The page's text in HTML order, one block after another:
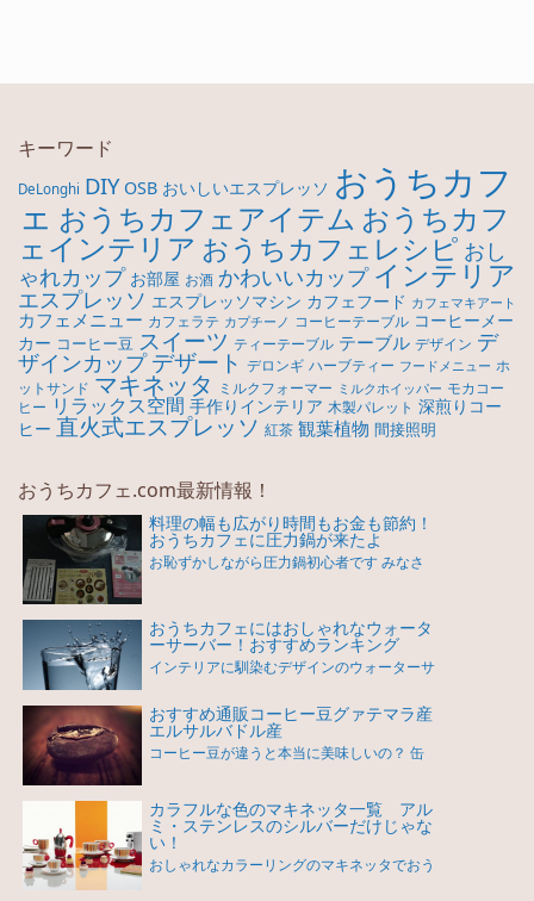
キーワード
DeLonghi DIY OSB おいしいエスプレッソ おうちカフ
ェ おうちカフェアイテム おうちカフ
ェインテリア おうちカフェレシピ おし
ゃれカップ お部屋 お酒 かわいいカップ インテリア
エスプレッソ エスプレッソマシン カフェフード カフェマキアート
カフェメニュー カフェラテ カプチーノ コーヒーテーブル コーヒーメー
カー コーヒー豆 スイーツ ティーテーブル テーブル デザイン デ
ザインカップ デザート デロンギ ハーブティー フードメニュー ホ
ットサンド マキネッタ ミルクフォーマー ミルクホイッパー モカコー
ヒー リラックス空間 手作りインテリア 木製パレット 深煎りコー
ヒー 直火式エスプレッソ 紅茶 観葉植物 間接照明
おうちカフェ.com最新情報！
料理の幅も広がり時間もお金も節約！
おうちカフェに圧力鍋が来たよ
お恥ずかしながら圧力鍋初心者です みなさ
おうちカフェにはおしゃれなウォータ
ーサーバー！おすすめランキング
インテリアに馴染むデザインのウォーターサ
おすすめ通販コーヒー豆グァテマラ産
エルサルバドル産
コーヒー豆が違うと本当に美味しいの？ 缶
カラフルな色のマキネッタ一覧 アル
ミ・ステンレスのシルバーだけじゃな
い！
おしゃれなカラーリングのマキネッタでおう